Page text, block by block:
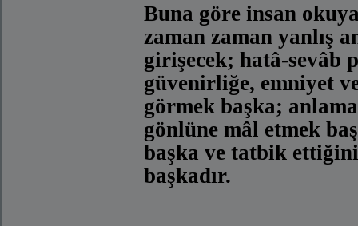
Buna göre insan
zaman zaman yanlış
girişecek; hatâ-sevâb
güvenirliğe, emniyet
görmek başka;
gönlüne mâl etmek
başka ve tatbik
başkadır.